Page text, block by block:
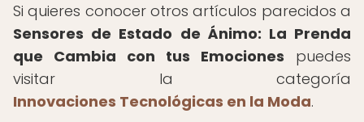
Si quieres conocer otros artículos parecidos a
Sensores de Estado de Ánimo: La Prenda
que Cambia con tus Emociones puedes
visitar la categoría
Innovaciones Tecnológicas en la Moda.